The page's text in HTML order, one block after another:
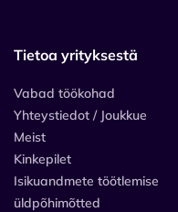
Tietoa yrityksestä
Vabad töökohad
Yhteystiedot / Joukkue
Meist
Kinkepilet
Isikuandmete töötlemise
üldpõhimõtted